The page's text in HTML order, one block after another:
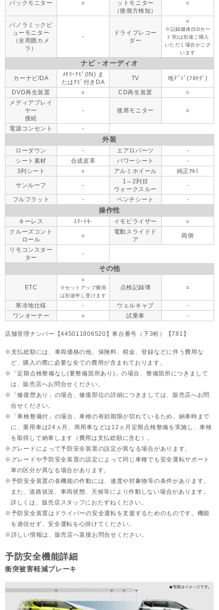
バックモニター ○
ットモニター
（後側方検知）
○
パノラミックビ
ューモニター
（全周囲カメ
ラ）
-
ドライブレコー
ダー
○
※記録媒体(SDカー
ド等)は別途ご購入
いただく場合がござ
います
ナビ・オーディオ
カーナビ/DA
ﾒﾓﾘｰﾅﾋﾞ(IN) ま
たはﾅﾋﾞ付きDA
TV 地ﾃﾞｼﾞ(ﾌﾙｾｸﾞ)
DVD再生装置 ○ CD再生装置
○
メディアプレイ
ヤー
接続
- 後席モニター ○
電源コンセント -
外装
ローダウン - エアロパーツ
-
シート素材
合成皮革 パワーシート
-
3列シート
○ アルミホイール 純正ｱﾙﾐ
サンルーフ -
1⇔2列目
ウォークスルー
-
フルフラット - ベンチシート -
操作性
キーレス ｽﾏｰﾄｷ- イモビライザー
○
クルーズコント
ロール
○
電動スライドド
ア
両側
リモコンスター
ター
-
その他
ETC
○
※セットアップ費用
は別途申し受けます
点検記録簿 ○
寒冷地仕様 - ウェルキャブ
-
ワンオーナー
○ 試乗車 -
店舗管理ナンバー【445011806520】車台番号（下3桁）【781】
支払総額には、車両価格の他、保険料、税金、登録などに伴う費用な
ど、購入の際に必要な全ての費用が含まれております。
「定期点検整備なし(要整備箇所あり)」の場合、整備箇所につきまして
は、販売店へお問合せください。
「修復歴あり」の場合、修復部位の詳細につきましては、販売店へお問
合せください。
「車検整備付」の場合、車検の有効期限が切れているため、納車時まで
に、乗用車は24ヵ月、 商用車などは12ヵ月定期点検整備を実施し、車検
を取得して納車します（費用は支払総額に含む）。
グレードによって予防安全装置の設定が異なる場合があります。
グレードや予防安全装置の設定によって同じ車種でも安全運転サポート
車の区分が異なる場合があります。
予防安全装置の各機能の作動には、速度や対象物等の条件があります。
また、道路状況、車両状態、天候等により作動しない場合があります。
詳しくは、販売店スタッフにおたずねください。
予防安全装置はドライバーの安全運転を支援するためのものです。機能
を過信せず、安全運転を心掛けてください。
詳しい情報は、販売店へ直接お問合せください。
予防安全機能詳細
衝突被害軽減ブレーキ